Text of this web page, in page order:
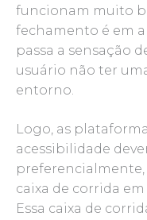
funcionam muito
fechamento é em
passa a sensação
usuário não ter
entorno.
Logo, as
acessibilidade
caixa de corrida
Essa caixa de